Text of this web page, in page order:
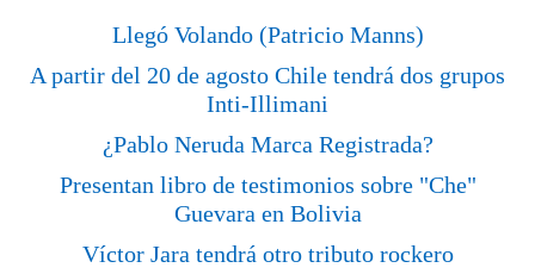
Llegó Volando (Patricio Manns)
A partir del 20 de agosto Chile tendrá dos grupos
Inti-Illimani
¿Pablo Neruda Marca Registrada?
Presentan libro de testimonios sobre "Che"
Guevara en Bolivia
Víctor Jara tendrá otro tributo rockero